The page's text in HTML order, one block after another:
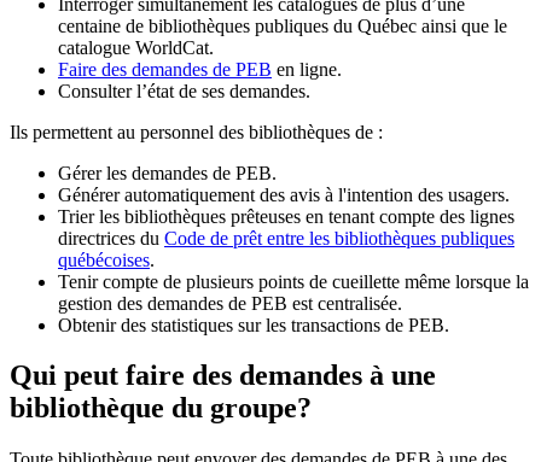
centaine de bibliothèques publiques du Québec ainsi que le
catalogue WorldCat.
Faire des demandes de PEB en ligne.
Consulter l’état de ses demandes.
Ils permettent au personnel des bibliothèques de :
Gérer les demandes de PEB.
Générer automatiquement des avis à l'intention des usagers.
Trier les bibliothèques prêteuses en tenant compte des lignes
directrices du Code de prêt entre les bibliothèques publiques
québécoises.
Tenir compte de plusieurs points de cueillette même lorsque la
gestion des demandes de PEB est centralisée.
Obtenir des statistiques sur les transactions de PEB.
Qui peut faire des demandes à une
bibliothèque du groupe?